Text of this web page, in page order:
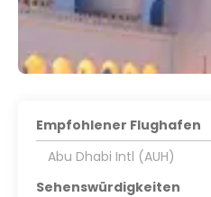
Empfohlener Flughafen
Abu Dhabi Intl (AUH)
Sehenswürdigkeiten